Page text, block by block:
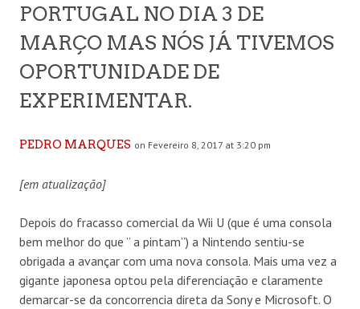
PORTUGAL NO DIA 3 DE
MARÇO MAS NÓS JÁ TIVEMOS
OPORTUNIDADE DE
EXPERIMENTAR.
PEDRO MARQUES on Fevereiro 8, 2017 at 3:20 pm
[em atualização]
Depois do fracasso comercial da Wii U (que é uma consola
bem melhor do que ” a pintam”) a Nintendo sentiu-se
obrigada a avançar com uma nova consola. Mais uma vez a
gigante japonesa optou pela diferenciação e claramente
demarcar-se da concorrencia direta da Sony e Microsoft. O